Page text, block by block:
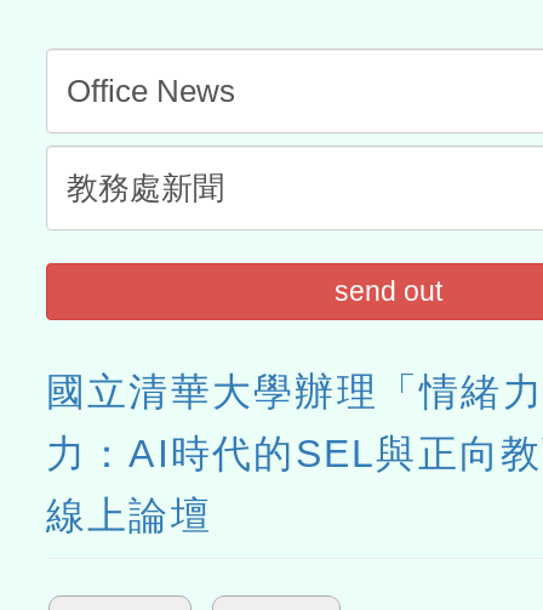
send out
國立清華大學辦理「情緒
力：AI時代的SEL與正向
線上論壇